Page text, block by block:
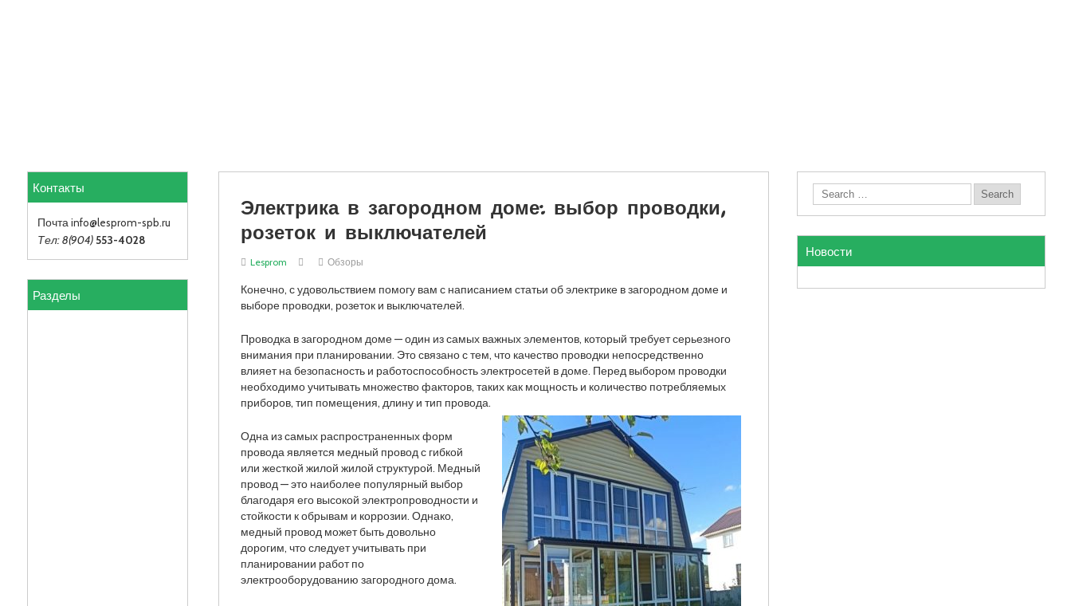
Электрика в загородном доме: выбор проводки,
розеток и выключателей
Lesprom Обзоры
Конечно, с удовольствием помогу вам с написанием статьи об электрике в загородном доме и
выборе проводки, розеток и выключателей.
Проводка в загородном доме — один из самых важных элементов, который требует серьезного
внимания при планировании. Это связано с тем, что качество проводки непосредственно
влияет на безопасность и работоспособность электросетей в доме. Перед выбором проводки
необходимо учитывать множество факторов, таких как мощность и количество потребляемых
приборов, тип помещения, длину и тип провода.
Одна из самых распространенных форм
провода является медный провод с гибкой
или жесткой жилой жилой структурой. Медный
провод — это наиболее популярный выбор
благодаря его высокой электропроводности и
стойкости к обрывам и коррозии. Однако,
медный провод может быть довольно
дорогим, что следует учитывать при
планировании работ по
электрооборудованию загородного дома.
Новости
Контакты
Почта info@lesprom-spb.ru
Тел: 8(904) 553-4028
Разделы